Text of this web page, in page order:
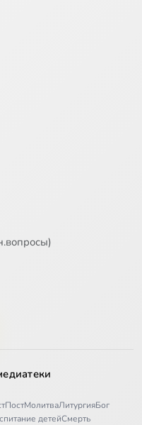
ПостМолитваЛитургияБог
детейСмерть